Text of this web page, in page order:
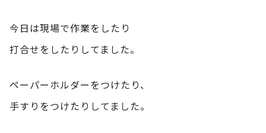
今日は現場で作業をしたり
打合せをしたりしてました。
ペーパーホルダーをつけたり、
手すりをつけたりしてました。